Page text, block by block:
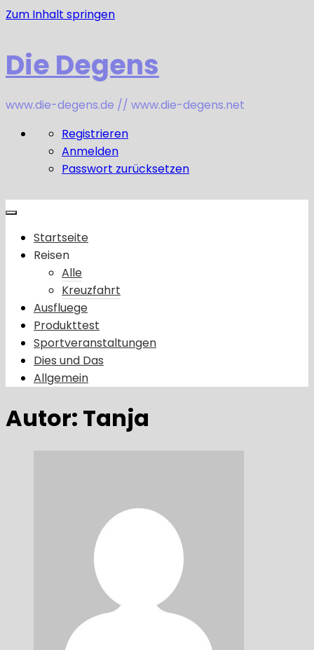
Zum Inhalt springen
Die Degens
www.die-degens.de // www.die-degens.net
Registrieren
Anmelden
Passwort zurücksetzen
Startseite
Reisen
Alle
Kreuzfahrt
Ausfluege
Produkttest
Sportveranstaltungen
Dies und Das
Allgemein
Autor: Tanja